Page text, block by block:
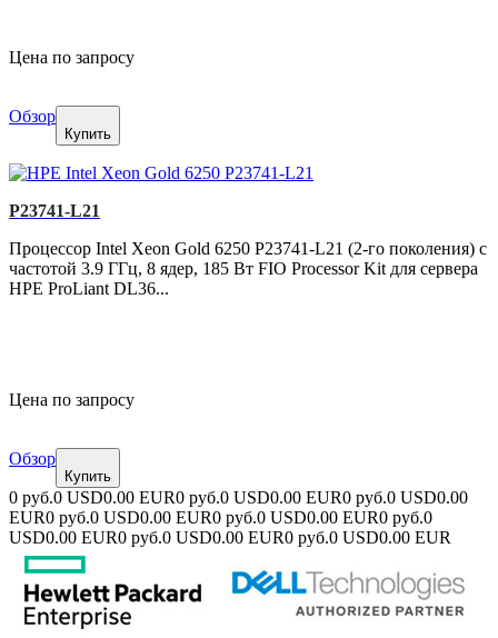
Цена по запросу
Обзор
Купить
P23741-L21
Процессор Intel Xeon Gold 6250 P23741-L21 (2-го поколения) с
частотой 3.9 ГГц, 8 ядер, 185 Вт FIO Processor Kit для сервера
HPE ProLiant DL36...
Цена по запросу
Обзор
Купить
0 руб.0 USD0.00 EUR0 руб.0 USD0.00 EUR0 руб.0 USD0.00
EUR0 руб.0 USD0.00 EUR0 руб.0 USD0.00 EUR0 руб.0
USD0.00 EUR0 руб.0 USD0.00 EUR0 руб.0 USD0.00 EUR